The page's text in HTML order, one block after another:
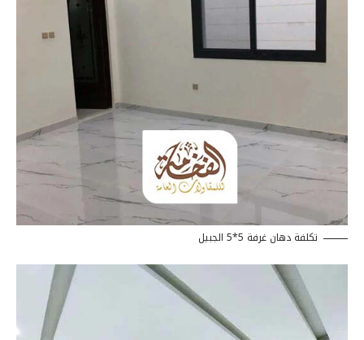
تكلفة دهان غرفة 5*5 الجبيل